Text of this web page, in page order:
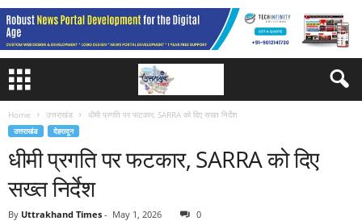
Home उत्तराखंड धीमी प्रगति पर फटकार, SARRA को दिए सख्त निर्देश
उत्तराखंड देहरादून
धीमी प्रगति पर फटकार, SARRA को दिए
सख्त निर्देश
By Uttrakhand Times - May 1, 2026 0